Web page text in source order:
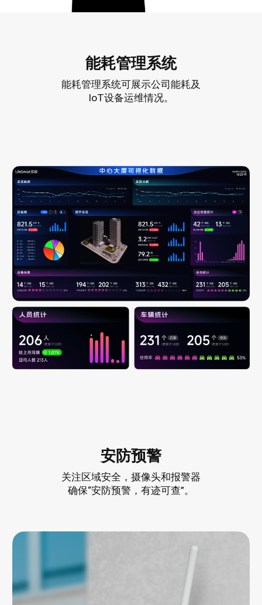
能耗管理系统
能耗管理系统可展示公司能耗及
IoT设备运维情况。
安防预警
关注区域安全，摄像头和报警器
确保“安防预警，有迹可查”。